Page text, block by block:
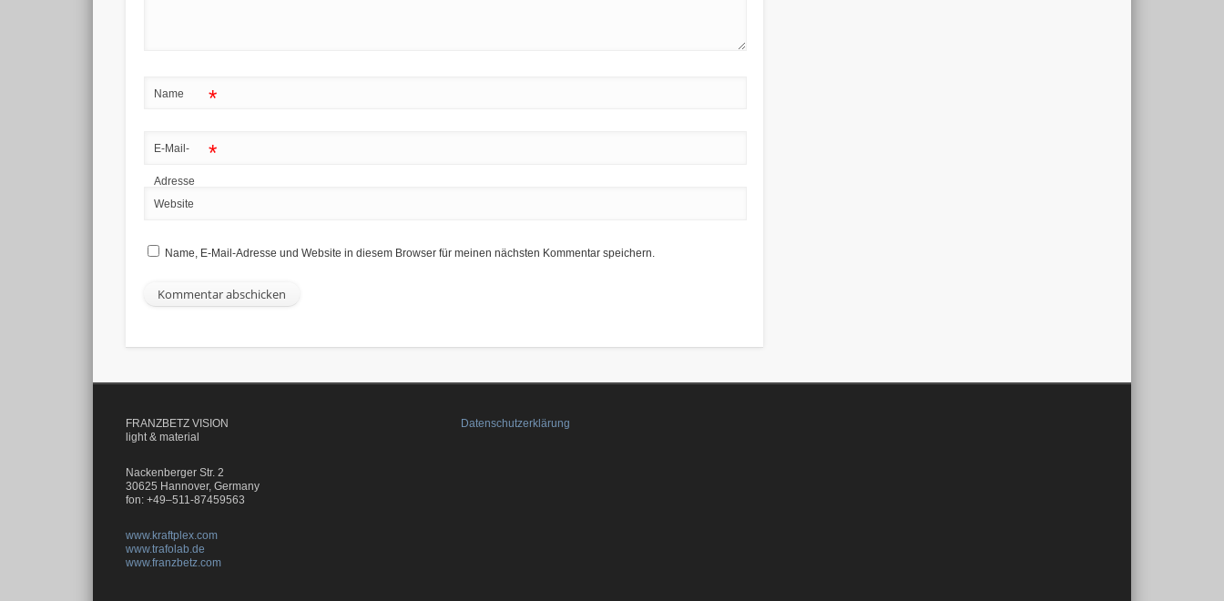
Name *
E-Mail-
Adresse
*
Website
Name, E-Mail-Adresse und Website in diesem Browser für meinen nächsten Kommentar speichern.
FRANZBETZ VISION
light & material
Nackenberger Str. 2
30625 Hannover, Germany
fon: +49–511-87459563
www.kraftplex.com
www.trafolab.de
www.franzbetz.com
Datenschutzerklärung